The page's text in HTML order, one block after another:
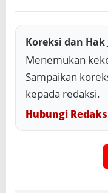
Koreksi dan Hak
Menemukan
Sampaikan
kepada redaksi.
Hubungi